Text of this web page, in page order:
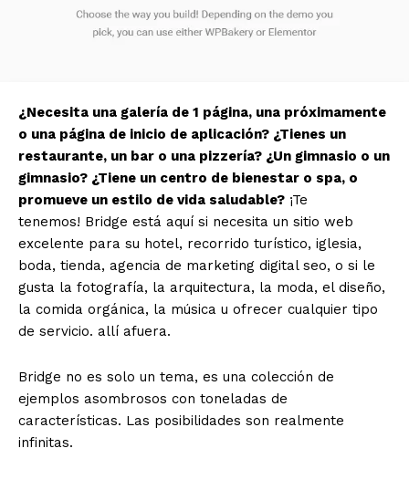
¿Necesita una galería de 1 página, una próximamente
o una página de inicio de aplicación? ¿Tienes un
restaurante, un bar o una pizzería? ¿Un gimnasio o un
gimnasio? ¿Tiene un centro de bienestar o spa, o
promueve un estilo de vida saludable? ¡Te
tenemos! Bridge está aquí si necesita un sitio web
excelente para su hotel, recorrido turístico, iglesia,
boda, tienda, agencia de marketing digital seo, o si le
gusta la fotografía, la arquitectura, la moda, el diseño,
la comida orgánica, la música u ofrecer cualquier tipo
de servicio. allí afuera.
Bridge no es solo un tema, es una colección de
ejemplos asombrosos con toneladas de
características. Las posibilidades son realmente
infinitas.